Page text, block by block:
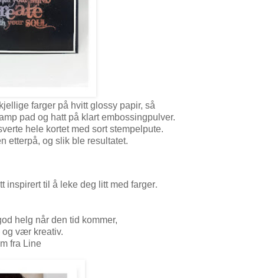
farger på hvitt glossy papir, så
pad og hatt på klart embossingpulver.
hele kortet med sort stempelpute.
etterpå, og slik ble resultatet.
inspirert til å leke deg litt med farger.
helg når den tid kommer,
og vær kreativ.
fra Line